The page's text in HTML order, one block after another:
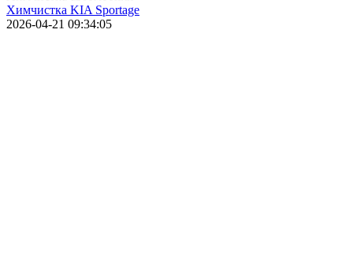
Химчистка KIA Sportage
2026-04-21 09:34:05